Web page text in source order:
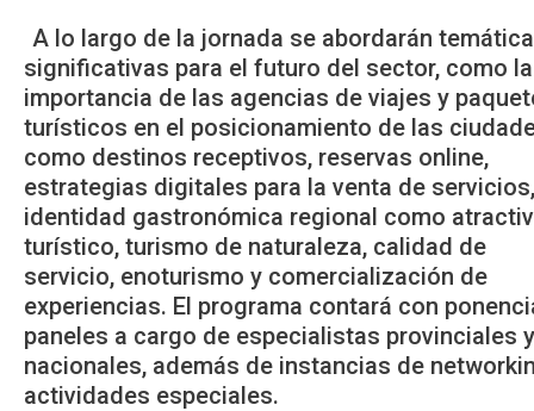
A lo largo de la jornada se abordarán
significativas para el futuro del sector, como la
importancia de las agencias de viajes y
turísticos en el posicionamiento de las
como destinos receptivos, reservas online,
estrategias digitales para la venta de servicios,
identidad gastronómica regional como
turístico, turismo de naturaleza, calidad de
servicio, enoturismo y comercialización de
experiencias. El programa contará con
paneles a cargo de especialistas provinciales y
nacionales, además de instancias de
actividades especiales.